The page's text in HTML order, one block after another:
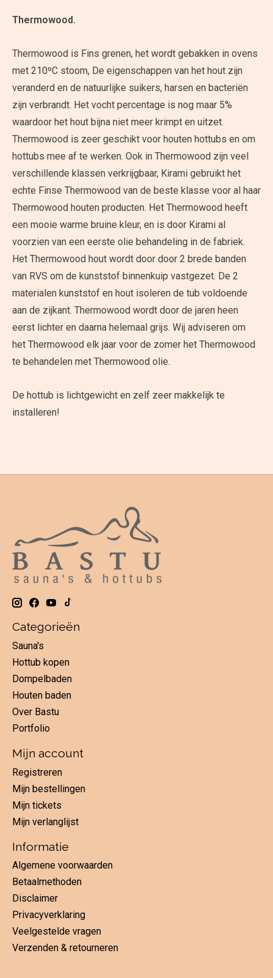
Thermowood.
Thermowood is Fins grenen, het wordt gebakken in ovens
met 210ºC stoom, De eigenschappen van het hout zijn
veranderd en de natuurlijke suikers, harsen en bacteriën
zijn verbrandt. Het vocht percentage is nog maar 5%
waardoor het hout bijna niet meer krimpt en uitzet.
Thermowood is zeer geschikt voor houten hottubs en om
hottubs mee af te werken. Ook in Thermowood zijn veel
verschillende klassen verkrijgbaar, Kirami gebruikt het
echte Finse Thermowood van de beste klasse voor al haar
Thermowood houten producten. Het Thermowood heeft
een mooie warme bruine kleur, en is door Kirami al
voorzien van een eerste olie behandeling in de fabriek.
Het Thermowood hout wordt door door 2 brede banden
van RVS om de kunststof binnenkuip vastgezet. De 2
materialen kunststof en hout isoleren de tub voldoende
aan de zijkant. Thermowood wordt door de jaren heen
eerst lichter en daarna helemaal grijs. Wij adviseren om
het Thermowood elk jaar voor de zomer het Thermowood
te behandelen met Thermowood olie.
De hottub is lichtgewicht en zelf zeer makkelijk te
installeren!
Categorieën
Sauna's
Hottub kopen
Dompelbaden
Houten baden
Over Bastu
Portfolio
Mijn account
Registreren
Mijn bestellingen
Mijn tickets
Mijn verlanglijst
Informatie
Algemene voorwaarden
Betaalmethoden
Disclaimer
Privacyverklaring
Veelgestelde vragen
Verzenden & retourneren